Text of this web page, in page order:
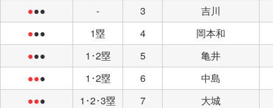
●●● - 3
吉川
●●● 1塁 4
岡本和
●●● 1･2塁 5
亀井
●●● 1･2塁 6
中島
●●● 1･2･3塁 7
大城